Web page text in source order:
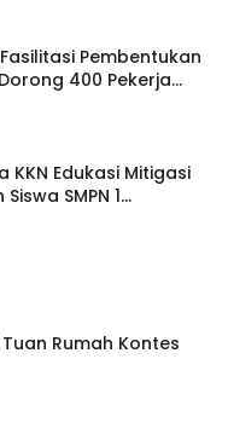
Pembentukan
400 Pekerja
KKN Edukasi Mitigasi
SMPN 1
Rumah Kontes